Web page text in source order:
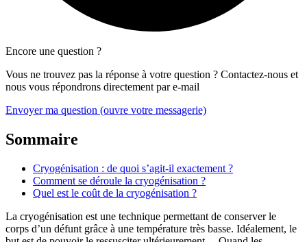
Encore une question ?
Vous ne trouvez pas la réponse à votre question ? Contactez-nous et
nous vous répondrons directement par e-mail
Envoyer ma question (ouvre votre messagerie)
Sommaire
Cryogénisation : de quoi s’agit-il exactement ?
Comment se déroule la cryogénisation ?
Quel est le coût de la cryogénisation ?
La cryogénisation est une technique permettant de conserver le
corps d’un défunt grâce à une température très basse. Idéalement, le